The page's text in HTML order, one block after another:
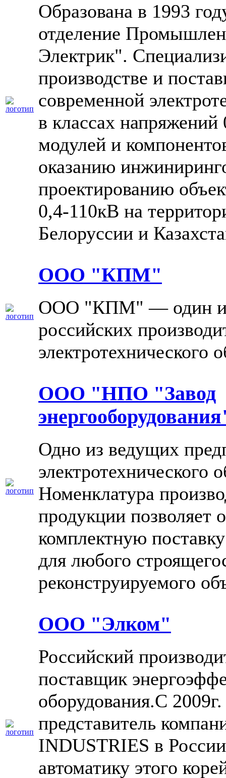
Образована в 1993
отделение
Электрик".
производстве и
современной
в классах
модулей и
оказанию
проектированию
0,4-110кВ на
Белоруссии и
ООО "КПМ"
ООО "КПМ" — один
российских
электротехнического
ООО "НПО "Завод
Одно из ведущих
электротехнического
Номенклатура
продукции позволяет
комплектную
для любого
реконструируемого
ООО "Элком"
Российский
поставщик
оборудования.С
представитель
INDUSTRIES в
автоматику этого